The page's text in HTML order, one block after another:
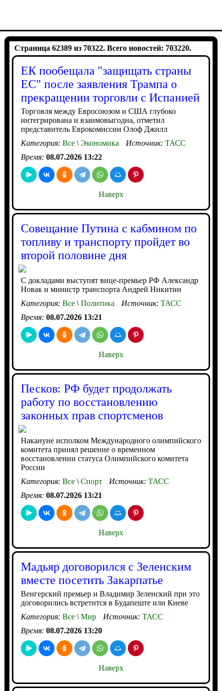
Страница 62389 из 70322. Всего новостей: 703220.
ЕК пообещала "защищать страны
ЕС" после заявления Трампа о
прекращении торговли с Испанией
Торговля между Евросоюзом и США глубоко
интегрирована и взаимовыгодна, отметил
представитель Еврокомиссии Олоф Джилл
Категория: Все\Экономика Источник: ТАСС
Время: 08.07.2026 13:22
Наверх
Совещание Путина с кабмином по
топливу и транспорту пройдет во
второй половине дня
С докладами выступят вице-премьер РФ Александр
Новак и министр транспорта Андрей Никитин
Категория: Все\Политика Источник: ТАСС
Время: 08.07.2026 13:21
Наверх
Песков: РФ будет продолжать
работу по восстановлению
законных прав спортсменов
Накануне исполком Международного олимпийского
комитета принял решение о временном
восстановлении статуса Олимпийского комитета
России
Категория: Все\Спорт Источник: ТАСС
Время: 08.07.2026 13:21
Наверх
Мадьяр договорился с Зеленским
вместе посетить Закарпатье
Венгерский премьер и Владимир Зеленский при это
договорились встретится в Будапеште или Киеве
Категория: Все\Мир Источник: ТАСС
Время: 08.07.2026 13:20
Наверх